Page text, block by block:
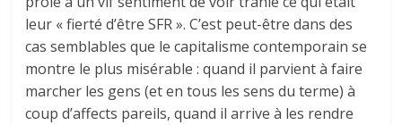
leur « fierté d’être SFR ». C’est peut-être dans des
cas semblables que le capitalisme contemporain se
montre le plus misérable : quand il parvient à faire
marcher les gens (et en tous les sens du terme) à
coup d’affects pareils, quand il arrive à les rendre